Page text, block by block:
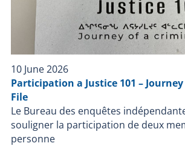
de faire la lumière complète sur
l’intervention policière. Le BEI
cas où une personne, autre qu'un
décède, subit une blessure grave
une arme à feu utilisée par un
intervention policière ou durant sa
corps de police.
10 June 2026
Participation a Justice 101 –
File
Le Bureau des enquêtes
souligner la participation de deux
personne